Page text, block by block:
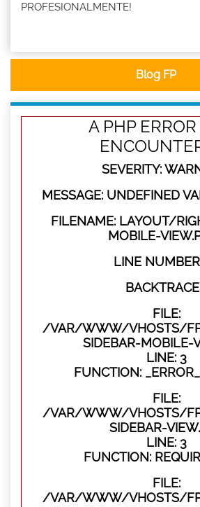
PROFESIONALMENTE!
Blog FP
A PHP
SEVERITY:
MESSAGE: UNDEFINED
FILENAME: LAYOUT/
MOBILE-
LINE
FILE:
/VAR/WWW/VHOSTS/
SIDEBAR-MOBILE-
LINE: 3
FUNCTION:
FILE:
/VAR/WWW/VHOSTS/
SIDEBAR-
LINE: 3
FUNCTION:
FILE:
/VAR/WWW/VHOSTS/